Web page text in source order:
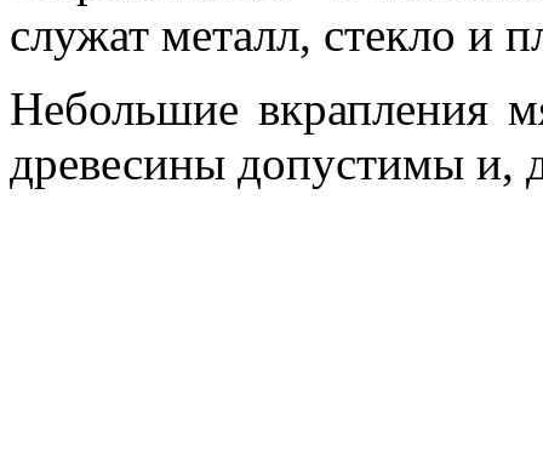
служат металл, стекло и
Небольшие вкрапления
древесины допустимы и,